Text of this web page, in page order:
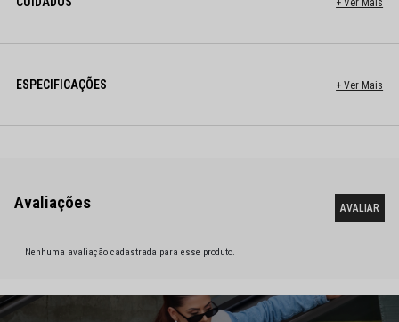
ESPECIFICAÇÕES
Nenhuma avaliação cadastrada para esse produto.